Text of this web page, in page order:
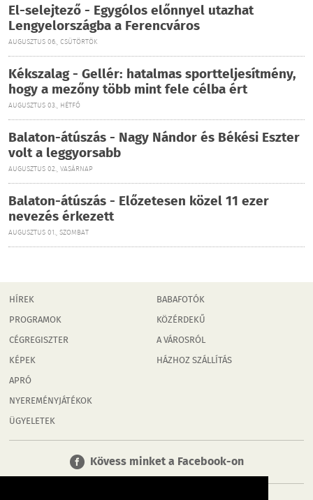
El-selejtező - Egygólos előnnyel utazhat
Lengyelországba a Ferencváros
AUGUSZTUS 06., CSÜTÖRTÖK
Kékszalag - Gellér: hatalmas sportteljesítmény,
hogy a mezőny több mint fele célba ért
AUGUSZTUS 03., HÉTFŐ
Balaton-átúszás - Nagy Nándor és Békési Eszter
volt a leggyorsabb
AUGUSZTUS 02., VASÁRNAP
Balaton-átúszás - Előzetesen közel 11 ezer
nevezés érkezett
AUGUSZTUS 01., SZOMBAT
HÍREK
PROGRAMOK
CÉGREGISZTER
KÉPEK
APRÓ
NYEREMÉNYJÁTÉKOK
ÜGYELETEK
BABAFOTÓK
KÖZÉRDEKŰ
A VÁROSRÓL
HÁZHOZ SZÁLLÍTÁS
Kövess minket a Facebook-on